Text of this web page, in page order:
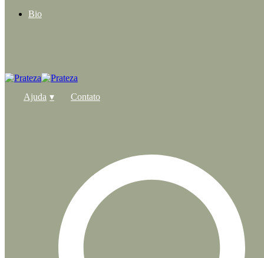
Bio
Ajuda Contato